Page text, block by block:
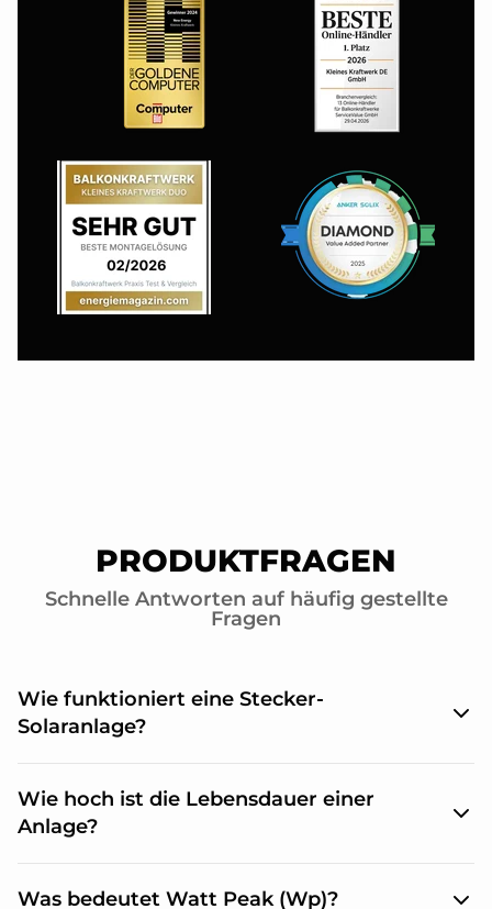
PRODUKTFRAGEN
Schnelle Antworten auf häufig gestellte
Fragen
Wie funktioniert eine Stecker-
Solaranlage?
Sonne Gleichstrom. Der an den Modulen
angeschlossene Mikrowechselrichter wandelt den
haushaltsübliche Strom wird über das
Stromanschlusskabel vom Wechselrichter in eine
Wie hoch ist die Lebensdauer einer
Anlage?
30 Jahren und der Wechselrichter hat eine
Was bedeutet Watt Peak (Wp)?